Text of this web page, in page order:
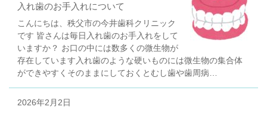
入れ歯のお手入れについて
こんにちは、秩父市の今井歯科クリニック
です 皆さんは毎日入れ歯のお手入れをして
いますか？ お口の中には数多くの微生物が
存在しています入れ歯のような硬いものには微生物の集合体
ができやすくそのままにしておくとむし歯や歯周病…
2026年2月2日